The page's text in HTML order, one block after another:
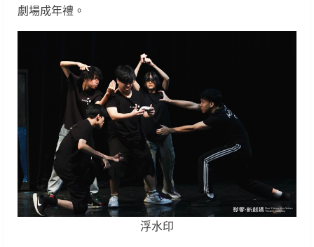
劇場成年禮。
浮水印